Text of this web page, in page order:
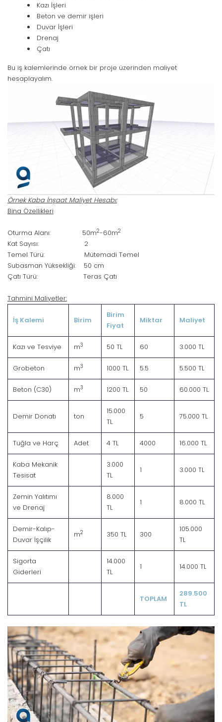
Kazı İşleri
Beton ve demir işleri
Duvar İşleri
Drenaj
Çatı
Bu iş kalemlerinde örnek bir proje üzerinden maliyet
hesaplayalım.
Örnek Kaba İnşaat Maliyet Hesabı:
Bina Özellikleri
Oturma Alanı: 50m2-60m2
Kat Sayısı: 2
Temel Türü: Mütemadi Temel
Subasman Yüksekliği: 50 cm
Çatı Türü: Teras Çatı
Tahmini Maliyetler:
İş Kalemi Birim
Birim
Fiyat
Miktar Maliyet
Kazı ve Tesviye m3 50 TL 60 3.000 TL
Grobeton m3 1000 TL 5.5 5.500 TL
Beton (C30) m3 1200 TL 50 60.000 TL
Demir Donatı ton
15.000
TL
5 75.000 TL
Tuğla ve Harç Adet 4 TL 4000 16.000 TL
Kaba Mekanik
Tesisat
3.000
TL
1 3.000 TL
Zemin Yalıtımı
ve Drenaj
8.000
TL
1 8.000 TL
Demir-Kalıp-
Duvar İşçilik
m2 350 TL 300
105.000
TL
Sigorta
Giderleri
14.000
TL
1 14.000 TL
TOPLAM
289.500
TL